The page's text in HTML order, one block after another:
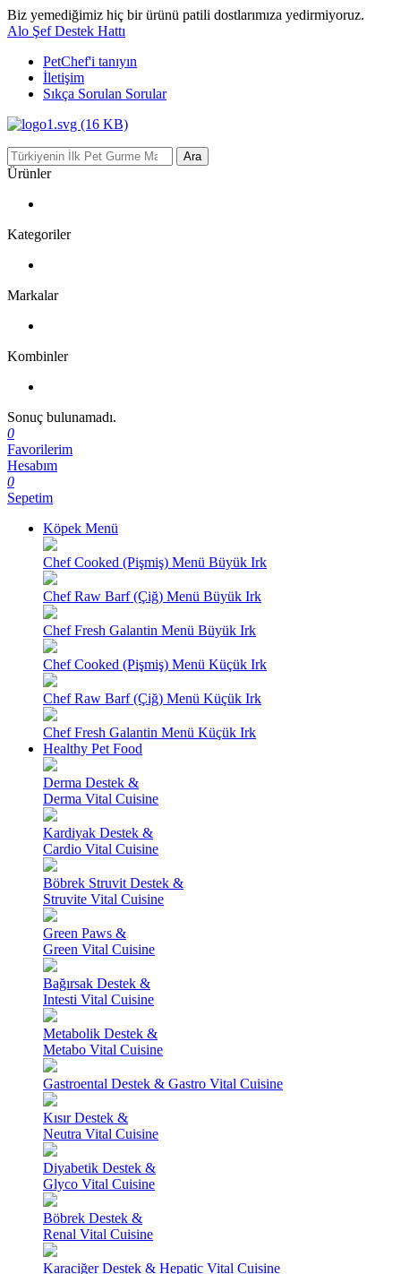
Biz yemediğimiz hiç bir ürünü patili dostlarımıza yedirmiyoruz.
Alo Şef Destek Hattı
PetChef'i tanıyın
İletişim
Sıkça Sorulan Sorular
Ara
Ürünler
Kategoriler
Markalar
Kombinler
Sonuç bulunamadı.
0
Favorilerim
Hesabım
0
Sepetim
Köpek Menü
Chef Cooked (Pişmiş) Menü Büyük Irk
Chef Raw Barf (Çiğ) Menü Büyük Irk
Chef Fresh Galantin Menü Büyük Irk
Chef Cooked (Pişmiş) Menü Küçük Irk
Chef Raw Barf (Çiğ) Menü Küçük Irk
Chef Fresh Galantin Menü Küçük Irk
Healthy Pet Food
Derma Destek &
Derma Vital Cuisine
Kardiyak Destek &
Cardio Vital Cuisine
Böbrek Struvit Destek &
Struvite Vital Cuisine
Green Paws &
Green Vital Cuisine
Bağırsak Destek &
Intesti Vital Cuisine
Metabolik Destek &
Metabo Vital Cuisine
Gastroental Destek & Gastro Vital Cuisine
Kısır Destek &
Neutra Vital Cuisine
Diyabetik Destek &
Glyco Vital Cuisine
Böbrek Destek &
Renal Vital Cuisine
Karaciğer Destek & Hepatic Vital Cuisine